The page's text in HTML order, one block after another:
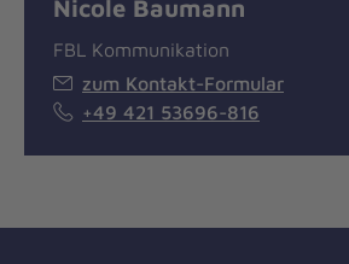
Nicole Baumann
FBL Kommunikation
zum Kontakt-Formular
+49 421 53696-816